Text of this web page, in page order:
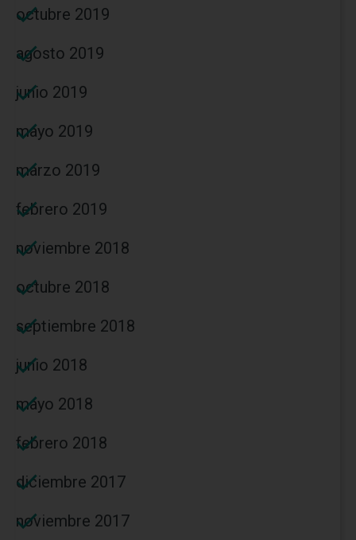
octubre 2019
agosto 2019
junio 2019
mayo 2019
marzo 2019
febrero 2019
noviembre 2018
octubre 2018
septiembre 2018
junio 2018
mayo 2018
febrero 2018
diciembre 2017
noviembre 2017